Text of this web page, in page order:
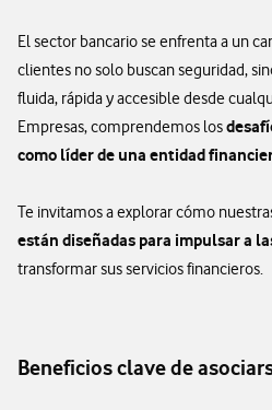
El sector bancario se enfrenta a un
clientes no solo buscan seguridad,
fluida, rápida y accesible desde
Empresas, comprendemos los
como líder de una entidad
Te invitamos a explorar cómo
están diseñadas para impulsar a
transformar sus servicios financieros.
Beneficios clave de